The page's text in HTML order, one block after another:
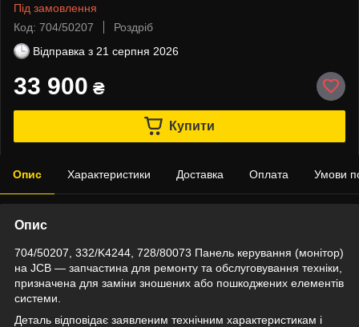
Під замовлення
Код: 704/50207
Роздріб
Відправка з 21 серпня 2026
33 900 ₴
Купити
Опис Характеристики Доставка Оплата Умови
Опис
704/50207, 332/K4244, 728/80073 Панель керування (монітор)
на JCB — запчастина для ремонту та обслуговування техніки,
призначена для заміни зношених або пошкоджених елементів
системи.
Деталь відповідає заявленим технічним характеристикам і